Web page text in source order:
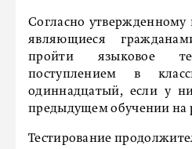
Согласно утвержденному
являющиеся
пройти языковое
поступлением в
одиннадцатый, если у
предыдущем обучении на
Тестирование